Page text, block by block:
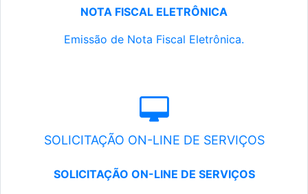
NOTA FISCAL ELETRÔNICA
Emissão de Nota Fiscal Eletrônica.
SOLICITAÇÃO ON-LINE DE SERVIÇOS
SOLICITAÇÃO ON-LINE DE SERVIÇOS